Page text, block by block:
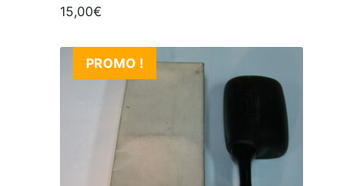
15,00€
PROMO !